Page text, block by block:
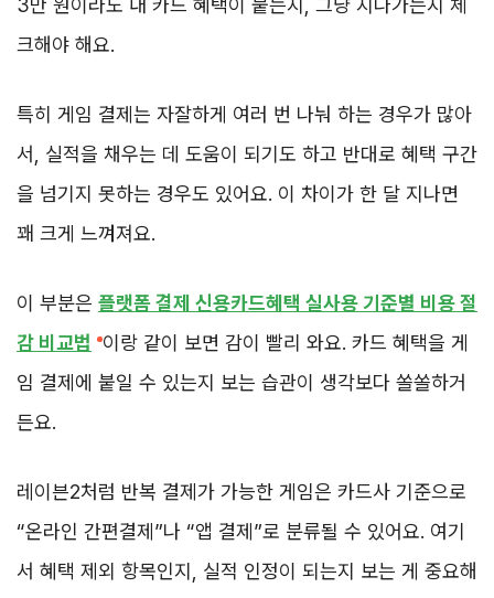
3만 원이라도 내 카드 혜택이 붙는지, 그냥 지나가는지 체
크해야 해요.
특히 게임 결제는 자잘하게 여러 번 나눠 하는 경우가 많아
서, 실적을 채우는 데 도움이 되기도 하고 반대로 혜택 구간
을 넘기지 못하는 경우도 있어요. 이 차이가 한 달 지나면
꽤 크게 느껴져요.
이 부분은 플랫폼 결제 신용카드혜택 실사용 기준별 비용 절
감 비교법
이랑 같이 보면 감이 빨리 와요. 카드 혜택을 게
임 결제에 붙일 수 있는지 보는 습관이 생각보다 쏠쏠하거
든요.
레이븐2처럼 반복 결제가 가능한 게임은 카드사 기준으로
“온라인 간편결제”나 “앱 결제”로 분류될 수 있어요. 여기
서 혜택 제외 항목인지, 실적 인정이 되는지 보는 게 중요해